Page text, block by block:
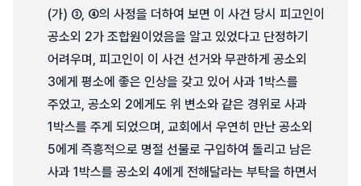
(가) ③, ④의 사정을 더하여 보면 이 사건 당시 피고인이
공소외 2가 조합원이었음을 알고 있었다고 단정하기
어려우며, 피고인이 이 사건 선거와 무관하게 공소외
3에게 평소에 좋은 인상을 갖고 있어 사과 1박스를
주었고, 공소외 2에게도 위 변소와 같은 경위로 사과
1박스를 주게 되었으며, 교회에서 우연히 만난 공소외
5에게 즉흥적으로 명절 선물로 구입하여 돌리고 남은
사과 1박스를 공소외 4에게 전해달라는 부탁을 하면서